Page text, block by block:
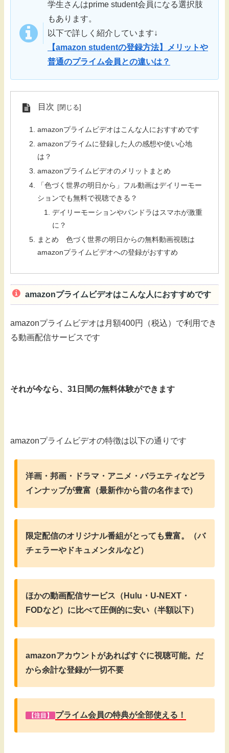
学生さんはprime student会員になる選択肢
もあります。
以下で詳しく紹介しています↓
【amazon studentの登録方法】メリットや
普通のプライム会員との違いは？
目次
amazonプライムビデオはこんな人におすすめです
amazonプライムに登録した人の感想や使い心地
は？
amazonプライムビデオのメリットまとめ
「色づく世界の明日から」フル動画はデイリーモー
ションでも無料で視聴できる？
デイリーモーションやパンドラはスマホが激重
に？
まとめ 色づく世界の明日からの無料動画視聴は
amazonプライムビデオへの登録がおすすめ
amazonプライムビデオはこんな人におすすめです
amazonプライムビデオは月額400円（税込）で利用でき
る動画配信サービスです
それが今なら、31日間の無料体験ができます
amazonプライムビデオの特徴は以下の通りです
洋画・邦画・ドラマ・アニメ・バラエティなどラ
インナップが豊富（最新作から昔の名作まで）
限定配信のオリジナル番組がとっても豊富。（バ
チェラーやドキュメンタルなど）
ほかの動画配信サービス（Hulu・U-NEXT・
FODなど）に比べて圧倒的に安い（半額以下）
amazonアカウントがあればすぐに視聴可能。だ
から余計な登録が一切不要
【注目】 プライム会員の特典が全部使える！